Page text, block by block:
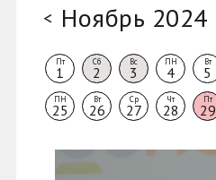
< Ноябрь 2024
Пт
1
Сб
2
Вс
3
ПН
4
Вт
5
ПН
25
Вт
26
Ср
27
Чт
28
Пт
29